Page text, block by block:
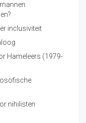
inclusiviteit
Hameleers (1979-
nihilisten